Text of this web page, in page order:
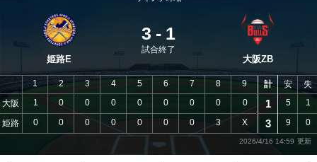
姫路E
3 - 1
試合終了
大阪ZB
大阪
姫路
1 2 3 4 5 6 7 8
9
1
0 0 0 0 0 0 0
0
0
0 0 0 0 0 0 3 X
計 安 失
1 5 1
3 9 0
2026/4/16 14:59